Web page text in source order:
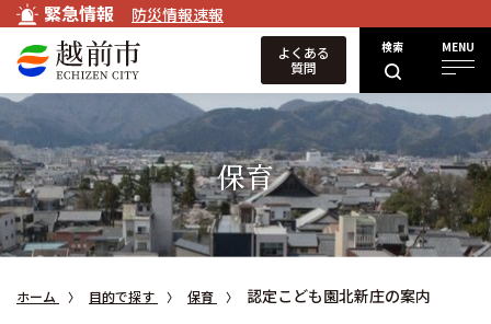
緊急情報 防災情報速報
検索 MENU
よくある
質問
保育
ホーム 目的で探す 保育 認定こども園北新庄の案内